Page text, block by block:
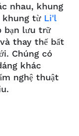
nhau, khung
khung từ Li'l
bạn lưu trữ
thay thế bất
Chúng có
khác
nghệ thuật